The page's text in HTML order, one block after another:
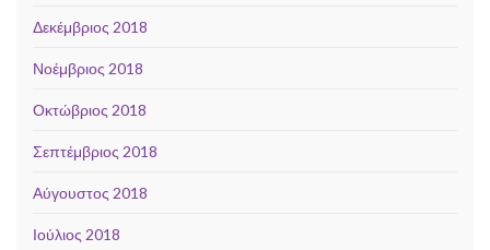
Δεκέμβριος 2018
Νοέμβριος 2018
Οκτώβριος 2018
Σεπτέμβριος 2018
Αύγουστος 2018
Ιούλιος 2018